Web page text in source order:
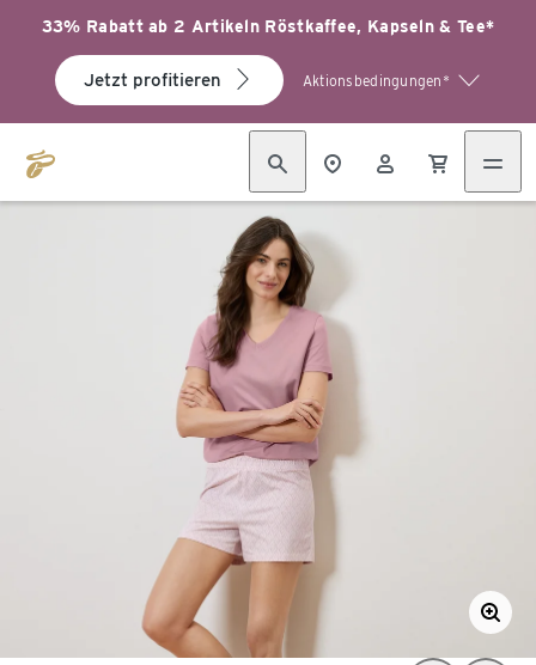
33% Rabatt ab 2 Artikeln Röstkaffee, Kapseln & Tee*
Jetzt profitieren Aktionsbedingungen*